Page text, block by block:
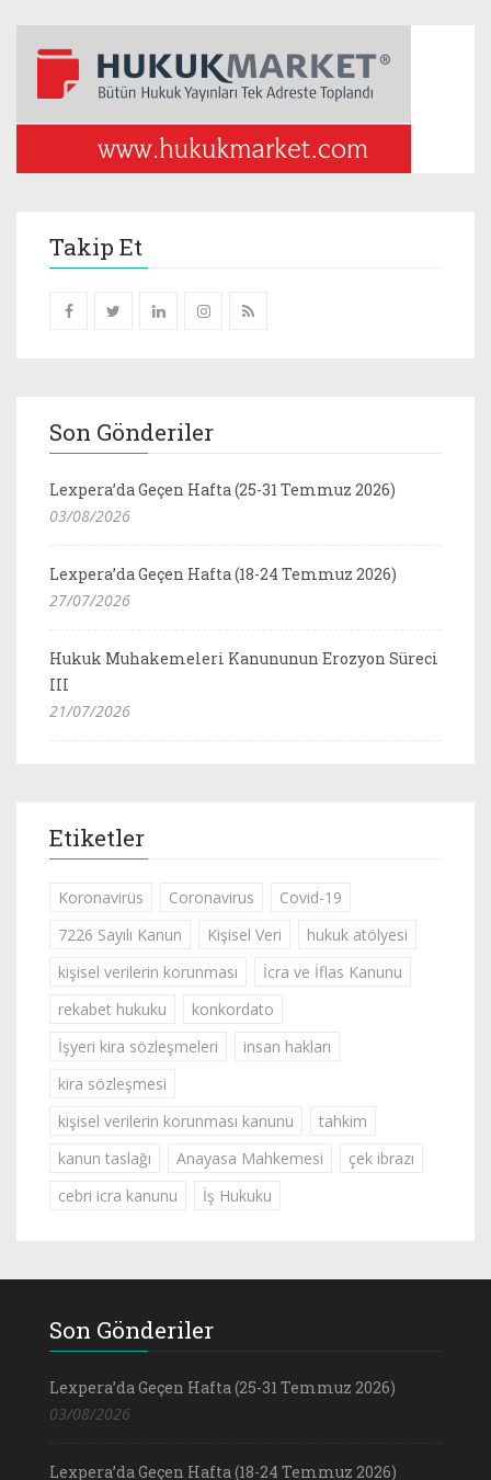
Takip Et
Son Gönderiler
Lexpera’da Geçen Hafta (25-31 Temmuz 2026)
03/08/2026
Lexpera’da Geçen Hafta (18-24 Temmuz 2026)
27/07/2026
Hukuk Muhakemeleri Kanununun Erozyon Süreci
III
21/07/2026
Etiketler
Koronavirüs Coronavirus
Covid-19
7226 Sayılı Kanun
Kişisel Veri
hukuk atölyesi
kişisel verilerin korunması
İcra ve İflas Kanunu
rekabet hukuku
konkordato
İşyeri kira sözleşmeleri
insan hakları
kira sözleşmesi
kişisel verilerin korunması kanunu
tahkim
kanun taslağı
Anayasa Mahkemesi
çek ibrazı
cebri icra kanunu
İş Hukuku
Son Gönderiler
Lexpera’da Geçen Hafta (25-31 Temmuz 2026)
03/08/2026
Lexpera’da Geçen Hafta (18-24 Temmuz 2026)